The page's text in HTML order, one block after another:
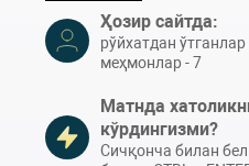
Ҳозир сайтда:
рўйхатдан ўтганлар
меҳмонлар - 7
Матнда
кўрдингизми?
Сичқонча билан